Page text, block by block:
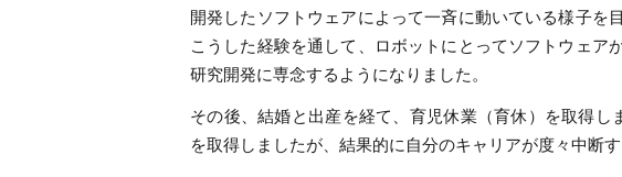
開発したソフトウェアによって一斉に動いている様子を
こうした経験を通して、ロボットにとってソフトウェ
研究開発に専念するようになりました。
その後、結婚と出産を経て、育児休業（育休）を取得
を取得しましたが、結果的に自分のキャリアが度々中断